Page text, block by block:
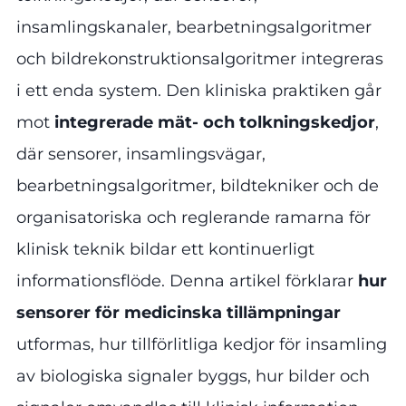
insamlingskanaler, bearbetningsalgoritmer
och bildrekonstruktionsalgoritmer integreras
i ett enda system. Den kliniska praktiken går
mot integrerade mät- och tolkningskedjor,
där sensorer, insamlingsvägar,
bearbetningsalgoritmer, bildtekniker och de
organisatoriska och reglerande ramarna för
klinisk teknik bildar ett kontinuerligt
informationsflöde. Denna artikel förklarar hur
sensorer för medicinska tillämpningar
utformas, hur tillförlitliga kedjor för insamling
av biologiska signaler byggs, hur bilder och